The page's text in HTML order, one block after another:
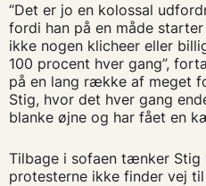
“Det er jo en kolossal
fordi han på en måde
ikke nogen klicheer eller
100 procent hver gang”,
på en lang række af meget
Stig, hvor det hver gang
blanke øjne og har fået en
Tilbage i sofaen tænker Stig
protesterne ikke finder vej til